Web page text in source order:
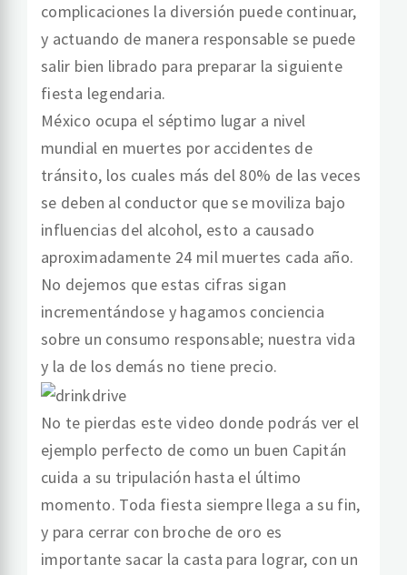
complicaciones la diversión puede continuar,
y actuando de manera responsable se puede
salir bien librado para preparar la siguiente
fiesta legendaria.
México ocupa el séptimo lugar a nivel
mundial en muertes por accidentes de
tránsito, los cuales más del 80% de las veces
se deben al conductor que se moviliza bajo
influencias del alcohol, esto a causado
aproximadamente 24 mil muertes cada año.
No dejemos que estas cifras sigan
incrementándose y hagamos conciencia
sobre un consumo responsable; nuestra vida
y la de los demás no tiene precio.
No te pierdas este video donde podrás ver el
ejemplo perfecto de como un buen Capitán
cuida a su tripulación hasta el último
momento. Toda fiesta siempre llega a su fin,
y para cerrar con broche de oro es
importante sacar la casta para lograr, con un